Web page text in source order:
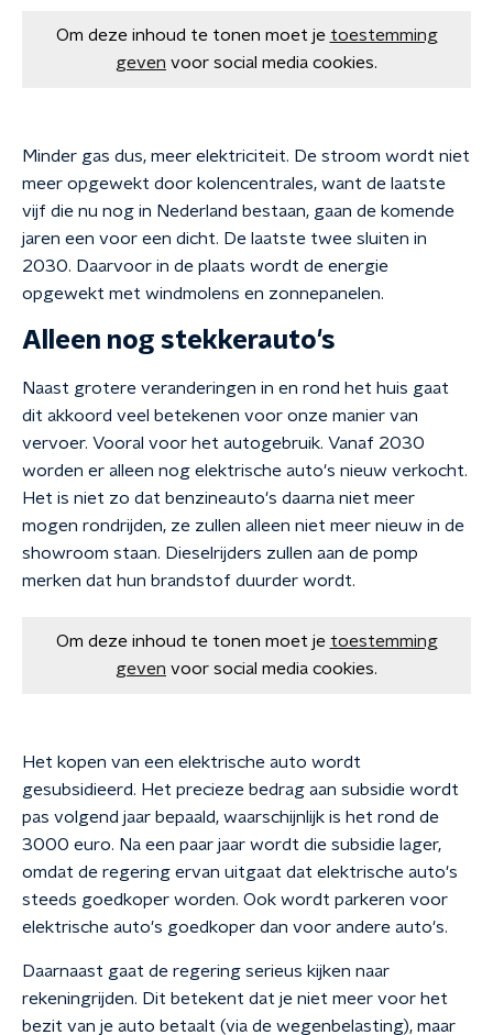
Om deze inhoud te tonen moet je toestemming
geven voor social media cookies.
Minder gas dus, meer elektriciteit. De stroom wordt niet
meer opgewekt door kolencentrales, want de laatste
vijf die nu nog in Nederland bestaan, gaan de komende
jaren een voor een dicht. De laatste twee sluiten in
2030. Daarvoor in de plaats wordt de energie
opgewekt met windmolens en zonnepanelen.
Alleen nog stekkerauto's
Naast grotere veranderingen in en rond het huis gaat
dit akkoord veel betekenen voor onze manier van
vervoer. Vooral voor het autogebruik. Vanaf 2030
worden er alleen nog elektrische auto's nieuw verkocht.
Het is niet zo dat benzineauto's daarna niet meer
mogen rondrijden, ze zullen alleen niet meer nieuw in de
showroom staan. Dieselrijders zullen aan de pomp
merken dat hun brandstof duurder wordt.
Om deze inhoud te tonen moet je toestemming
geven voor social media cookies.
Het kopen van een elektrische auto wordt
gesubsidieerd. Het precieze bedrag aan subsidie wordt
pas volgend jaar bepaald, waarschijnlijk is het rond de
3000 euro. Na een paar jaar wordt die subsidie lager,
omdat de regering ervan uitgaat dat elektrische auto's
steeds goedkoper worden. Ook wordt parkeren voor
elektrische auto's goedkoper dan voor andere auto's.
Daarnaast gaat de regering serieus kijken naar
rekeningrijden. Dit betekent dat je niet meer voor het
bezit van je auto betaalt (via de wegenbelasting), maar